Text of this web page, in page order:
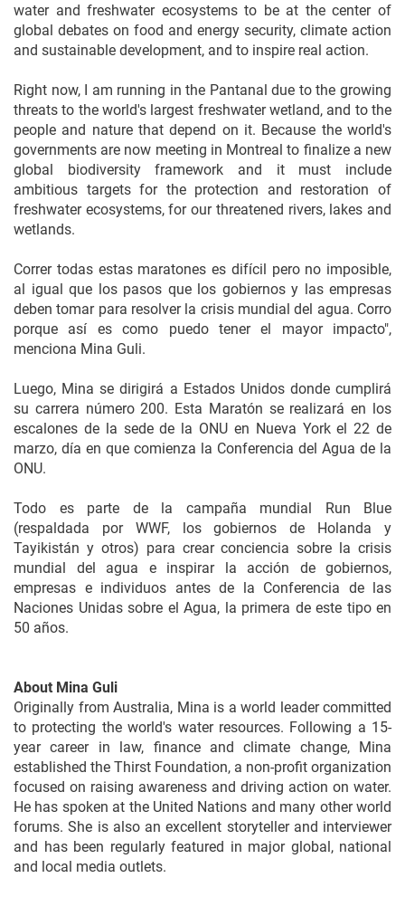
water and freshwater ecosystems to be at the center of
global debates on food and energy security, climate action
and sustainable development, and to inspire real action.
Right now, I am running in the Pantanal due to the growing
threats to the world's largest freshwater wetland, and to the
people and nature that depend on it. Because the world's
governments are now meeting in Montreal to finalize a new
global biodiversity framework and it must include
ambitious targets for the protection and restoration of
freshwater ecosystems, for our threatened rivers, lakes and
wetlands.
Correr todas estas maratones es difícil pero no imposible,
al igual que los pasos que los gobiernos y las empresas
deben tomar para resolver la crisis mundial del agua. Corro
porque así es como puedo tener el mayor impacto",
menciona Mina Guli.
Luego, Mina se dirigirá a Estados Unidos donde cumplirá
su carrera número 200. Esta Maratón se realizará en los
escalones de la sede de la ONU en Nueva York el 22 de
marzo, día en que comienza la Conferencia del Agua de la
ONU.
Todo es parte de la campaña mundial Run Blue
(respaldada por WWF, los gobiernos de Holanda y
Tayikistán y otros) para crear conciencia sobre la crisis
mundial del agua e inspirar la acción de gobiernos,
empresas e individuos antes de la Conferencia de las
Naciones Unidas sobre el Agua, la primera de este tipo en
50 años.
About Mina Guli
Originally from Australia, Mina is a world leader committed
to protecting the world's water resources. Following a 15-
year career in law, finance and climate change, Mina
established the Thirst Foundation, a non-profit organization
focused on raising awareness and driving action on water.
He has spoken at the United Nations and many other world
forums. She is also an excellent storyteller and interviewer
and has been regularly featured in major global, national
and local media outlets.